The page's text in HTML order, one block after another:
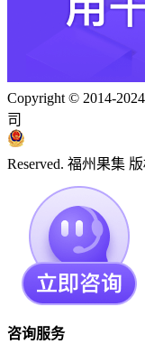
Copyright © 2014-
司
Reserved. 福州果集
咨询服务